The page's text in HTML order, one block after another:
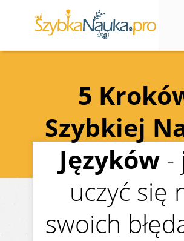
5
Szybkiej
Języków -
uczyć się
swoich